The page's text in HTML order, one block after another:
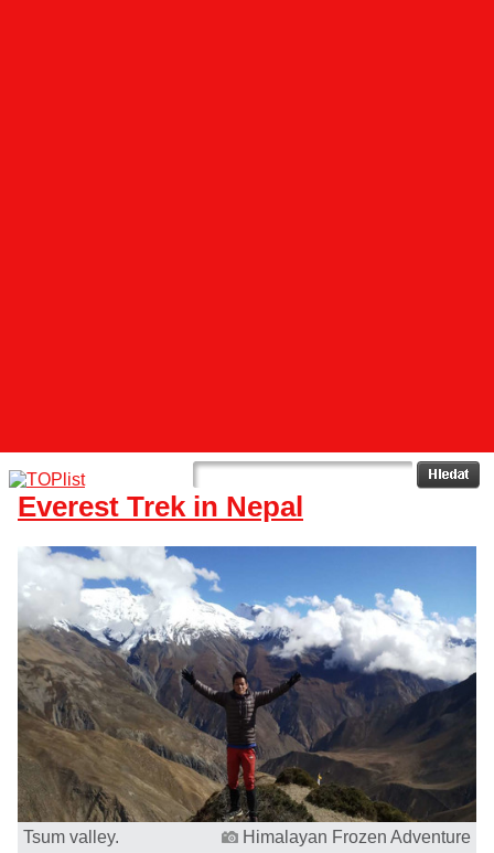
Everest Trek in Nepal
Tsum valley. Himalayan Frozen Adventure